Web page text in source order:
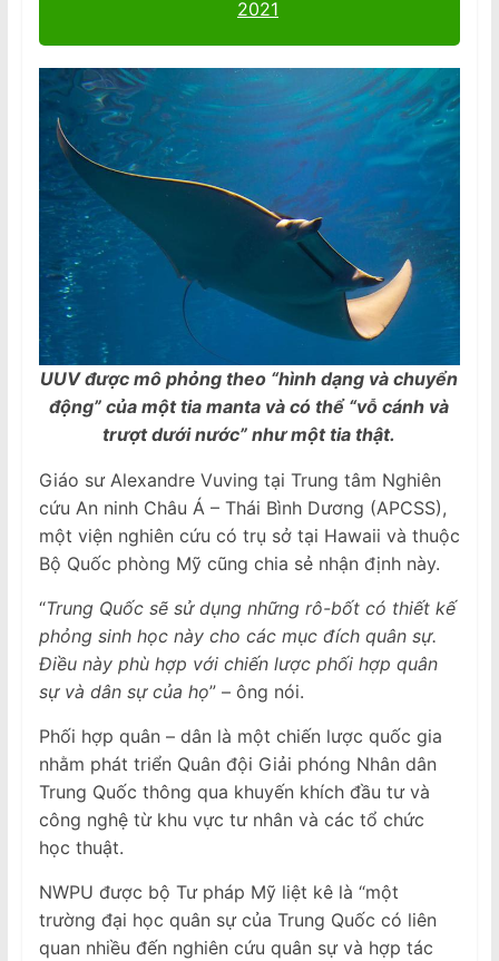
2021
UUV được mô phỏng theo “hình dạng và chuyển
động” của một tia manta và có thể “vỗ cánh và
trượt dưới nước” như một tia thật.
Giáo sư Alexandre Vuving tại Trung tâm Nghiên
cứu An ninh Châu Á – Thái Bình Dương (APCSS),
một viện nghiên cứu có trụ sở tại Hawaii và thuộc
Bộ Quốc phòng Mỹ cũng chia sẻ nhận định này.
“Trung Quốc sẽ sử dụng những rô-bốt có thiết kế
phỏng sinh học này cho các mục đích quân sự.
Điều này phù hợp với chiến lược phối hợp quân
sự và dân sự của họ” – ông nói.
Phối hợp quân – dân là một chiến lược quốc gia
nhằm phát triển Quân đội Giải phóng Nhân dân
Trung Quốc thông qua khuyến khích đầu tư và
công nghệ từ khu vực tư nhân và các tổ chức
học thuật.
NWPU được bộ Tư pháp Mỹ liệt kê là “một
trường đại học quân sự của Trung Quốc có liên
quan nhiều đến nghiên cứu quân sự và hợp tác